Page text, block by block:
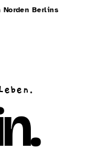
Berlins